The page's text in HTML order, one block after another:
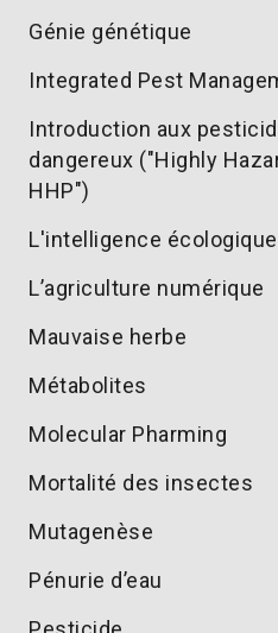
Génie génétique
Integrated Pest
Introduction aux
dangereux ("Highly
HHP")
L'intelligence écologique
L’agriculture numérique
Mauvaise herbe
Métabolites
Molecular Pharming
Mortalité des insectes
Mutagenèse
Pénurie d’eau